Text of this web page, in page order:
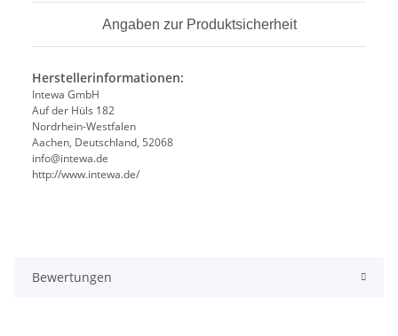
Angaben zur Produktsicherheit
Herstellerinformationen:
Intewa GmbH
Auf der Hüls 182
Nordrhein-Westfalen
Aachen, Deutschland, 52068
info@intewa.de
http://www.intewa.de/
Bewertungen